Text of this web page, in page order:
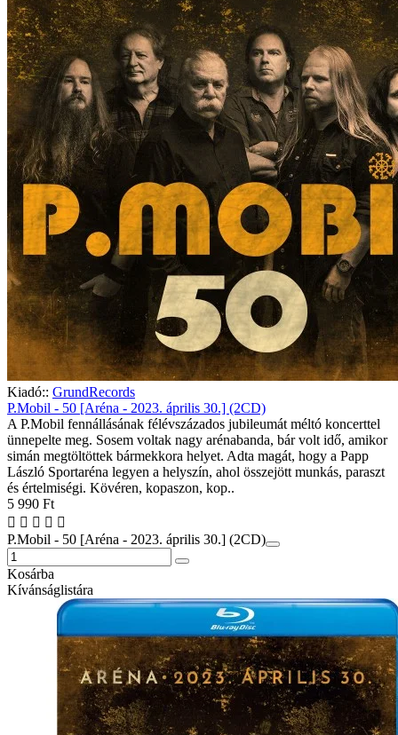
Kiadó:: GrundRecords
P.Mobil - 50 [Aréna - 2023. április 30.] (2CD)
A P.Mobil fennállásának félévszázados jubileumát méltó koncerttel
ünnepelte meg. Sosem voltak nagy arénabanda, bár volt idő, amikor
simán megtöltöttek bármekkora helyet. Adta magát, hogy a Papp
László Sportaréna legyen a helyszín, ahol összejött munkás, paraszt
és értelmiségi. Kövéren, kopaszon, kop..
5 990 Ft
P.Mobil - 50 [Aréna - 2023. április 30.] (2CD)
Kosárba
Kívánságlistára